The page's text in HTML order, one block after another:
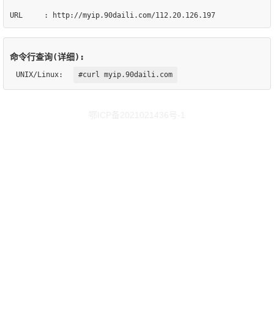
命令行查询(详细):
UNIX/Linux: #curl myip.90daili.com